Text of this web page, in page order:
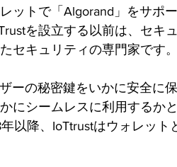
ットで「Algorand」をサポ
を設立する以前は、セキ
セキュリティの専門家です。
ーの秘密鍵をいかに安全に
にシームレスに利用するか
以降、IoTtrustはウォレッ